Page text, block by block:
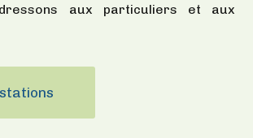
aux particuliers et aux